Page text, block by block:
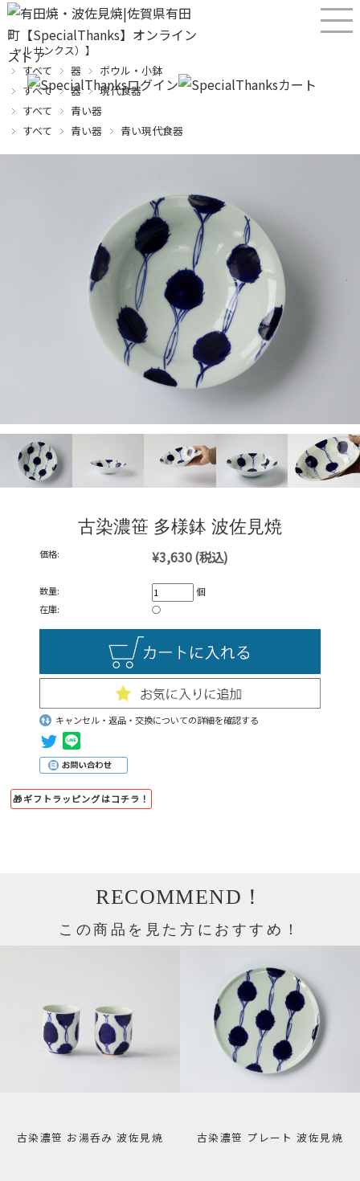
産直！有田焼、波佐見焼オンラインショップ【SPECIALTHANKS（スペシ
ャルサンクス）】
すべて
器
ボウル・小鉢
すべて
器
現代食器
すべて
青い器
すべて
青い器 青い現代食器
古染濃笹 多様鉢 波佐見焼
価格: ¥3,630(税込)
数量:
個
在庫:
○
キャンセル・返品・交換についての詳細を確認する
🎁ギフトラッピングはコチラ！
RECOMMEND！
この商品を見た方におすすめ！
古染濃笹 お湯呑み 波佐見焼 古染濃笹 プレート 波佐見焼